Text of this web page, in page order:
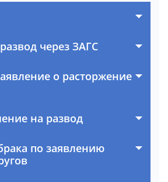
через ЗАГС
о расторжение
на развод
по заявлению